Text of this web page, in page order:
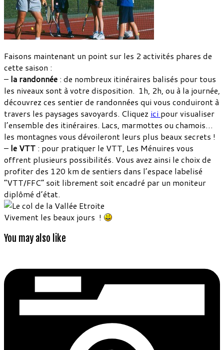
Faisons maintenant un point sur les 2 activités phares de
cette saison :
– la randonnée : de nombreux itinéraires balisés pour tous
les niveaux sont à votre disposition. 1h, 2h, ou à la journée,
découvrez ces sentier de randonnées qui vous conduiront à
travers les paysages savoyards. Cliquez ici pour visualiser
l’ensemble des itinéraires. Lacs, marmottes ou chamois…
les montagnes vous dévoileront leurs plus beaux secrets !
– le VTT : pour pratiquer le VTT, Les Ménuires vous
offrent plusieurs possibilités. Vous avez ainsi le choix de
profiter des 120 km de sentiers dans l’espace labelisé
“VTT/FFC” soit librement soit encadré par un moniteur
diplômé d’état.
Vivement les beaux jours !
You may also like